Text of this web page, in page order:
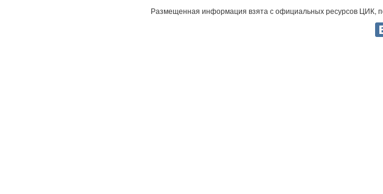
Размещенная информация взята с официальных ресурсов ЦИК,